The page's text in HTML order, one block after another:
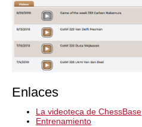
Enlaces
La videoteca de ChessBase
Entrenamiento